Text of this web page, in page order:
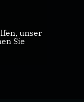
unser
Sie